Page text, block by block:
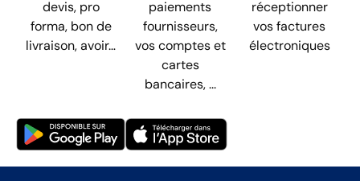
devis, pro
forma, bon de
livraison, avoir…
paiements
fournisseurs,
vos comptes et
cartes
bancaires, ...
réceptionner
vos factures
électroniques